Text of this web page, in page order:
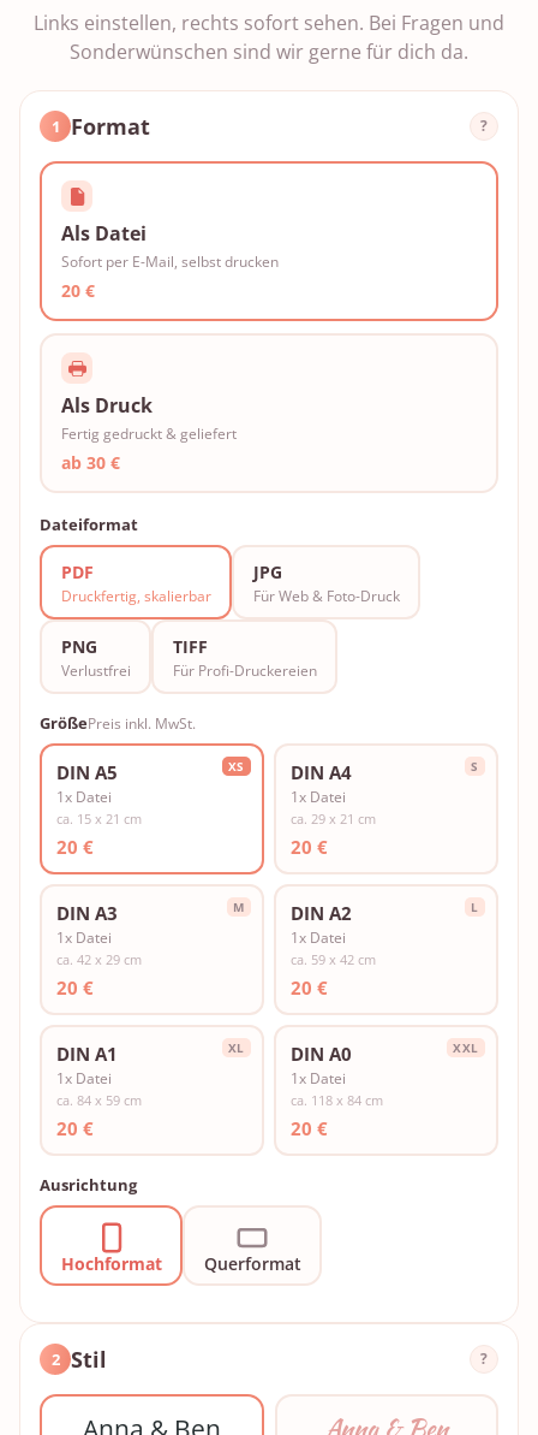
Links einstellen, rechts sofort sehen. Bei Fragen und
Sonderwünschen sind wir gerne für dich da.
1 Format ?
Als Datei
Sofort per E-Mail, selbst drucken
20 €
Als Druck
Fertig gedruckt & geliefert
ab 30 €
Dateiformat
PDF
Druckfertig, skalierbar
JPG
Für Web & Foto-Druck
PNG
Verlustfrei
TIFF
Für Profi-Druckereien
GrößePreis inkl. MwSt.
XS
DIN A5
1x Datei
ca. 15 x 21 cm
20 €
S
DIN A4
1x Datei
ca. 29 x 21 cm
20 €
M
DIN A3
1x Datei
ca. 42 x 29 cm
20 €
L
DIN A2
1x Datei
ca. 59 x 42 cm
20 €
XL
DIN A1
1x Datei
ca. 84 x 59 cm
20 €
XXL
DIN A0
1x Datei
ca. 118 x 84 cm
20 €
Ausrichtung
Hochformat Querformat
2 Stil ?